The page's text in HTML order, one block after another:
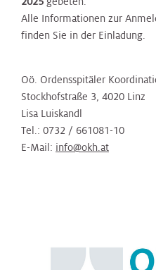
Alle Informationen zur
finden Sie in der Einladung.
Oö. Ordensspitäler
Stockhofstraße 3, 4020 Linz
Lisa Luiskandl
Tel.: 0732 / 661081-10
E-Mail: info@okh.at